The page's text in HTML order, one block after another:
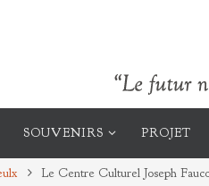
SOUVENIRS PROJET
Le Centre Culturel Joseph